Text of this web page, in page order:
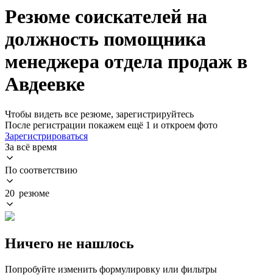
Резюме соискателей на
должность помощника
менеджера отдела продаж в
Авдеевке
Чтобы видеть все резюме, зарегистрируйтесь
После регистрации покажем ещё 1 и откроем фото
Зарегистрироваться
За всё время
По соответствию
20 резюме
Ничего не нашлось
Попробуйте изменить формулировку или фильтры